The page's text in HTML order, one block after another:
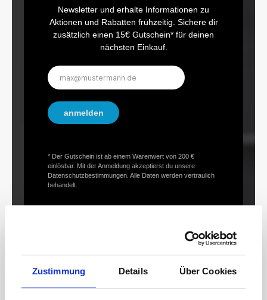
Zustimmung Details Über Cookies
Newsletter und erhalte Informationen zu
Aktionen und Rabatten frühzeitig. Sichere dir
zusätzlich einen 15€ Gutschein* für deinen
nächsten Einkauf.
E-
Mail-
Adresse*
anmelden
* Der Gutschein ist ab einem Warenwert von 200 €
einlösbar. Mit der Anmeldung akzeptierst du unsere
Datenschutzbestimmungen. Alle Daten werden vertraulich
behandelt.